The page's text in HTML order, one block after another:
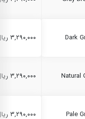
۳,۲۹۰,۰۰۰ ریال
۳,۲۹۰,۰۰۰ ریال
۳,۲۹۰,۰۰۰ ریال